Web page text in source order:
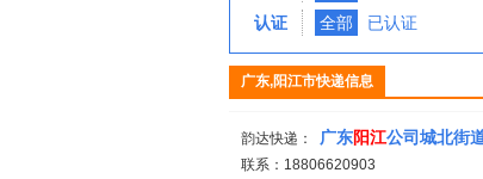
认证
全部 已认证
广东,阳江市快递信息
韵达快递： 广东阳江公司城北街
联系：18806620903